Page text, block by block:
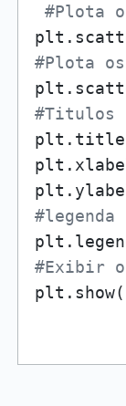
#Plota
#Plota
#Titulos
#legenda
#Exibir